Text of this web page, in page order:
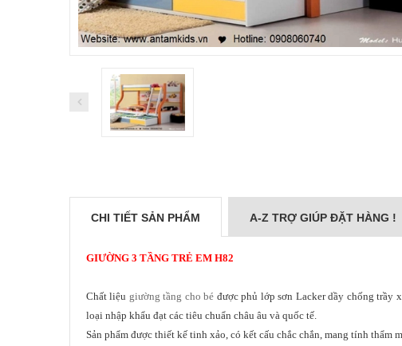
CHI TIẾT SẢN PHẨM A-Z TRỢ GIÚP ĐẶT HÀNG !
GIƯỜNG 3 TẦNG TRẺ EM H82
Chất liệu giường tầng cho bé được phủ lớp sơn Lacker dầy chống trầy
loại nhập khẩu đạt các tiêu chuẩn châu âu và quốc tế.
Sản phẩm được thiết kế tinh xảo, có kết cấu chắc chắn, mang tính